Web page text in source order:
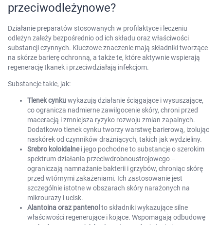
przeciwodleżynowe?
Działanie preparatów stosowanych w profilaktyce i leczeniu
odleżyn zależy bezpośrednio od ich składu oraz właściwości
substancji czynnych. Kluczowe znaczenie mają składniki tworzące
na skórze barierę ochronną, a także te, które aktywnie wspierają
regenerację tkanek i przeciwdziałają infekcjom.
Substancje takie, jak:
Tlenek cynkuwykazują działanie ściągające i wysuszające,
co ogranicza nadmierne zawilgocenie skóry, chroni przed
maceracją i zmniejsza ryzyko rozwoju zmian zapalnych.
Dodatkowo tlenek cynku tworzy warstwę barierową, izolując
naskórek od czynników drażniących, takich jak wydzieliny.
Srebro koloidalnei jego pochodne to substancje o szerokim
spektrum działania przeciwdrobnoustrojowego –
ograniczają namnażanie bakterii i grzybów, chroniąc skórę
przed wtórnymi zakażeniami. Ich zastosowanie jest
szczególnie istotne w obszarach skóry narażonych na
mikrourazy i ucisk.
Alantoina oraz pantenolto składniki wykazujące silne
właściwości regenerujące i kojące. Wspomagają odbudowę